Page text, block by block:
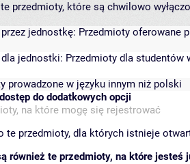
przedmioty, które są chwilowo
jednostkę: Przedmioty oferowane
jednostki: Przedmioty dla studentów
prowadzone w języku innym niż polski
do dodatkowych opcji
na które mogę się rejestrować
te przedmioty, dla których istnieje
również te przedmioty, na które jesteś